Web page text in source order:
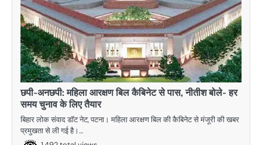
छपी-अनछपी: महिला आरक्षण बिल कैबिनेट से पास, नीतीश बोले- हर
समय चुनाव के लिए तैयार
बिहार लोक संवाद डॉट नेट, पटना। महिला आरक्षण बिल की कैबिनेट से मंजूरी की खबर
प्रमुखता से ली गई है।…